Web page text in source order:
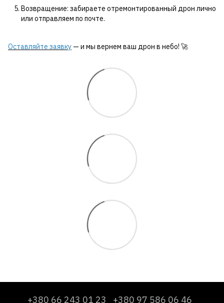
Возвращение: забираете отремонтированный дрон лично
или отправляем по почте.
Оставляйте заявку — и мы вернем ваш дрон в небо! 🚀
+380 66 243 01 23 +380 97 586 06 46